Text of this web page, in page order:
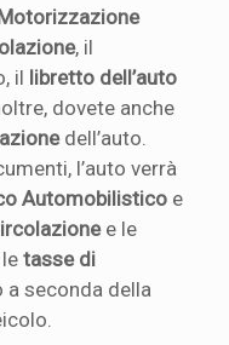
, il
il libretto dell’auto
dovete anche
dell’auto.
l’auto verrà
Automobilistico e
e le
letasse di
a seconda della